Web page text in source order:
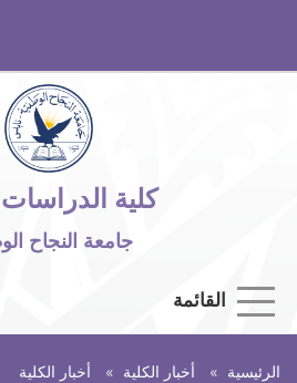
كلية الدراسات
جامعة النجاح
القائمة
الرئيسية أخبار الكلية
أخبار الكلية